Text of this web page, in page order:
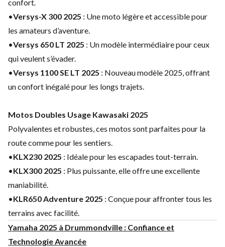
confort.
•Versys-X 300 2025 : Une moto légère et accessible pour
les amateurs d’aventure.
•Versys 650 LT 2025 : Un modèle intermédiaire pour ceux
qui veulent s’évader.
•Versys 1100 SE LT 2025 : Nouveau modèle 2025, offrant
un confort inégalé pour les longs trajets.
Motos Doubles Usage Kawasaki 2025
Polyvalentes et robustes, ces motos sont parfaites pour la
route comme pour les sentiers.
•KLX230 2025 : Idéale pour les escapades tout-terrain.
•KLX300 2025 : Plus puissante, elle offre une excellente
maniabilité.
•KLR650 Adventure 2025 : Conçue pour affronter tous les
terrains avec facilité.
Yamaha 2025 à Drummondville : Confiance et
Technologie Avancée